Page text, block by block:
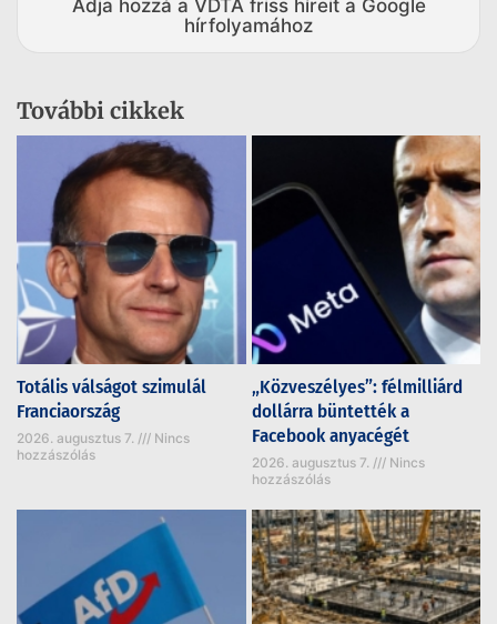
Adja hozzá a VDTA friss híreit a Google
hírfolyamához
További cikkek
Totális válságot szimulál
Franciaország
2026. augusztus 7.
Nincs
hozzászólás
„Közveszélyes”: félmilliárd
dollárra büntették a
Facebook anyacégét
2026. augusztus 7.
Nincs
hozzászólás